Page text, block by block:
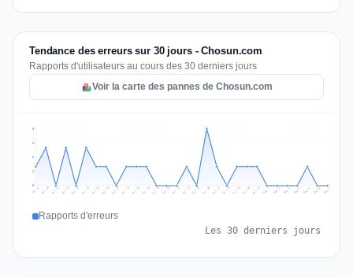
Tendance des erreurs sur 30 jours - Chosun.com
Rapports d'utilisateurs au cours des 30 derniers jours
Voir la carte des pannes de Chosun.com
1
2
2
3
Jul 9 Jul 10 Jul 11 Jul 12 Jul 13 Jul 14 Jul 15 Jul 16 Jul 17 Jul 18 Jul 19 Jul 20 Jul 21 Jul 22 Jul 23 Jul 24 Jul 25 Jul 26 Jul 27 Jul 28 Jul 29 Jul 30 Jul 31 Aug 1 Aug 2 Aug 3 Aug 4 Aug 5 Aug 6 Aug 7
Rapports d'erreurs
Les 30 derniers jours